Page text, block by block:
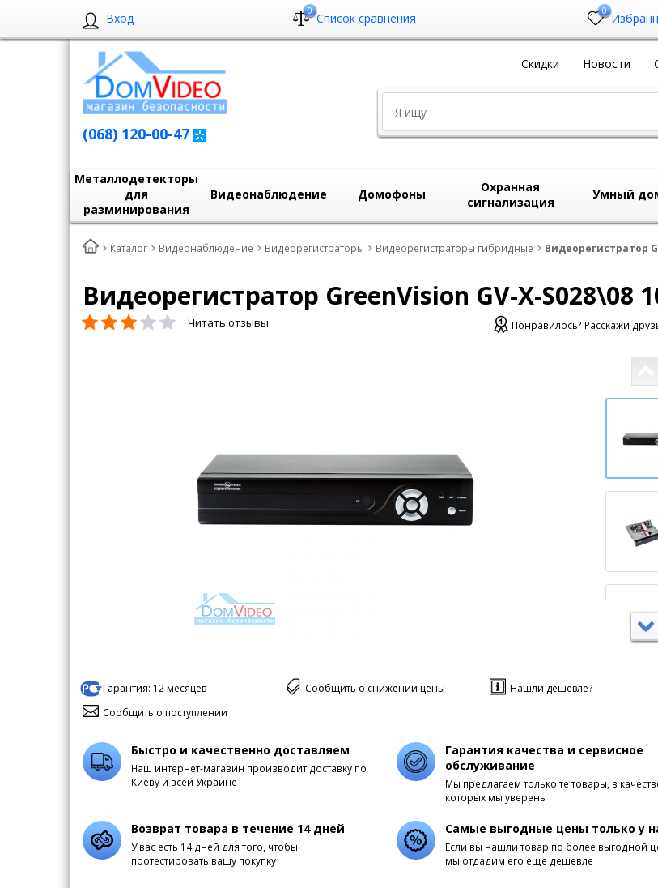
Вход 0 Список сравнения 0
Скидки Новости
(068) 120-00-47
Металлодетекторы
для
разминирования
Видеонаблюдение Домофоны
Охранная
сигнализация
Умный
Каталог Видеонаблюдение Видеорегистраторы Видеорегистраторы гибридные Видеорегистратор
Видеорегистратор GreenVision GV-X-S028\08
Читать отзывы Понравилось? Расскажи
Гарантия: 12 месяцев Сообщить о снижении цены
Нашли дешевле?
Сообщить о поступлении
Быстро и качественно доставляем
Наш интернет-магазин производит доставку по
Киеву и всей Украине
Гарантия качества и сервисное
обслуживание
Мы предлагаем только те товары, в
которых мы уверены
Возврат товара в течение 14 дней
У вас есть 14 дней для того, чтобы
протестировать вашу покупку
Самые выгодные цены только у
Если вы нашли товар по более выгодной
мы отдадим его еще дешевле